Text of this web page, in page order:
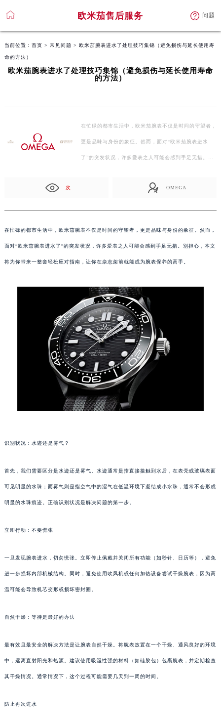
欧米茄售后服务 问题
当前位置： 首页 > 常见问题 > 欧米茄腕表进水了处理技巧集锦（避免损伤与延长使用寿
命的方法）
欧米茄腕表进水了处理技巧集锦（避免损伤与延长使用寿命
的方法）
在忙碌的都市生活中，欧米茄腕表不仅是时间的守望者，
更是品味与身份的象征。然而，面对“欧米茄腕表进水
了”的突发状况，许多爱表之人可能会感到手足无措。别
次 OMEGA
在忙碌的都市生活中，欧米茄腕表不仅是时间的守望者，更是品味与身份的象征。然而，
面对“欧米茄腕表进水了”的突发状况，许多爱表之人可能会感到手足无措。别担心，本文
将为你带来一整套轻松应对指南，让你在杂志架前就能成为腕表保养的高手。
识别状况：水迹还是雾气？
首先，我们需要区分是水迹还是雾气。水迹通常是指直接接触到水后，在表壳或玻璃表面
可见明显的水珠；而雾气则是指空气中的湿气在低温环境下凝结成小水珠，通常不会形成
明显的水珠痕迹。正确识别状况是解决问题的第一步。
立即行动：不要慌张
一旦发现腕表进水，切勿慌张。立即停止佩戴并关闭所有功能（如秒针、日历等），避免
进一步损坏内部机械结构。同时，避免使用吹风机或任何加热设备尝试干燥腕表，因为高
温可能会导致机芯变形或损坏密封圈。
自然干燥：等待是最好的办法
最有效且最安全的解决方法是让腕表自然干燥。将腕表放置在一个干燥、通风良好的环境
中，远离直射阳光和热源。建议使用吸湿性强的材料（如硅胶包）包裹腕表，并定期检查
其干燥情况。通常情况下，这个过程可能需要几天到一周的时间。
防止再次进水